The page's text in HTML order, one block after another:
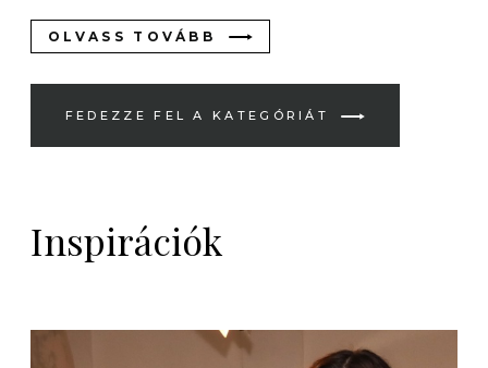
OLVASS TOVÁBB
FEDEZZE FEL A KATEGÓRIÁT
Inspirációk